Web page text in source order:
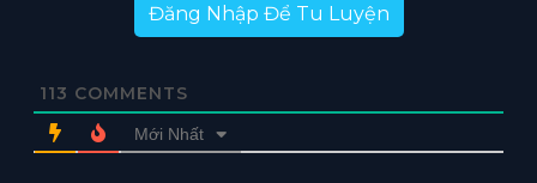
Đăng Nhập Để Tu Luyện
113 COMMENTS
Mới Nhất